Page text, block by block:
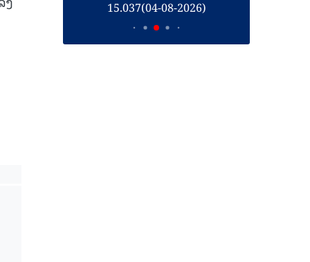
15.037(04-08-2026) 15.036(03-08-2026)